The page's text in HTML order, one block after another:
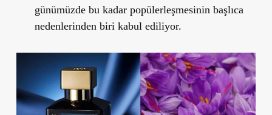
günümüzde bu kadar popülerleşmesinin başlıca
nedenlerinden biri kabul ediliyor.